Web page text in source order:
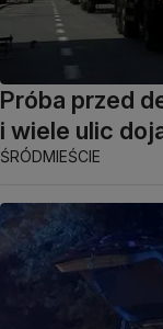
Próba przed
i wiele ulic
ŚRÓDMIEŚCIE